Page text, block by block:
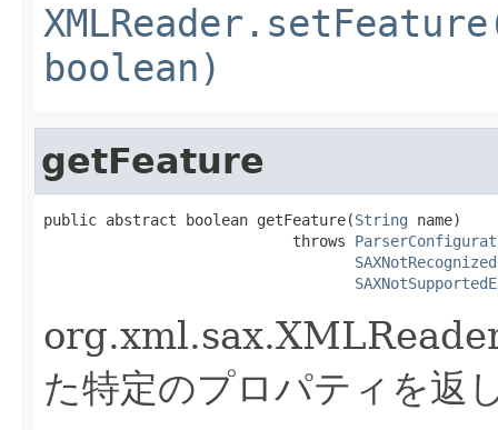
boolean)
getFeature
public abstract boolean getFeature(String name)
                            throws
org.xml.sax.XMLReader
た特定のプロパティを返